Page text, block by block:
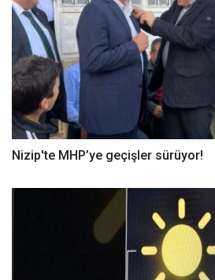
Nizip'te MHP’ye geçişler sürüyor!